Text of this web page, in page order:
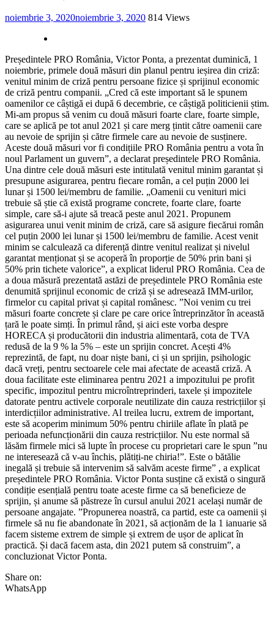
noiembrie 3, 2020noiembrie 3, 2020 814 Views
Președintele PRO România, Victor Ponta, a prezentat duminică, 1
noiembrie, primele două măsuri din planul pentru ieșirea din criză:
venitul minim de criză pentru persoane fizice și sprijinul economic
de criză pentru companii. „Cred că este important să le spunem
oamenilor ce câștigă ei după 6 decembrie, ce câștigă politicienii știm.
Mi-am propus să venim cu două măsuri foarte clare, foarte simple,
care se aplică pe tot anul 2021 și care merg țintit către oamenii care
au nevoie de sprijin și către firmele care au nevoie de susținere.
Aceste două măsuri vor fi condițiile PRO România pentru a vota în
noul Parlament un guvern”, a declarat președintele PRO România.
Una dintre cele două măsuri este intitulată venitul minim garantat și
presupune asigurarea, pentru fiecare român, a cel puțin 2000 lei
lunar și 1500 lei/membru de familie. „Oamenii cu venituri mici
trebuie să știe că există programe concrete, foarte clare, foarte
simple, care să-i ajute să treacă peste anul 2021. Propunem
asigurarea unui venit minim de criză, care să asigure fiecărui român
cel puțin 2000 lei lunar și 1500 lei/membru de familie. Acest venit
minim se calculează ca diferență dintre venitul realizat și nivelul
garantat menționat și se acoperă în proporție de 50% prin bani și
50% prin tichete valorice”, a explicat liderul PRO România. Cea de
a doua măsură prezentată astăzi de președintele PRO România este
denumită sprijinul economic de criză și se adresează IMM-urilor,
firmelor cu capital privat și capital românesc. ”Noi venim cu trei
măsuri foarte concrete și clare pe care orice întreprinzător în această
țară le poate simți. În primul rând, și aici este vorba despre
HORECA și producătorii din industria alimentară, cota de TVA
redusă de la 9 % la 5% – este un sprijin concret. Acești 4%
reprezintă, de fapt, nu doar niște bani, ci și un sprijin, psihologic
dacă vreți, pentru sectoarele cele mai afectate de această criză. A
doua facilitate este eliminarea pentru 2021 a impozitului pe profit
specific, impozitul pentru microîntreprinderi, taxele și impozitele
datorate pentru activele corporale neutilizate din cauza restricțiilor și
interdicțiilor administrative. Al treilea lucru, extrem de important,
este să acoperim minimum 50% pentru chiriile aflate în plată pe
perioada nefuncționării din cauza restricțiilor. Nu este normal să
lăsăm firmele mici să lupte în procese cu proprietari care le spun ”nu
ne interesează că v-au închis, plătiți-ne chiria!”. Este o bătălie
inegală și trebuie să intervenim să salvăm aceste firme” , a explicat
președintele PRO România. Victor Ponta susține că există o singură
condiție esențială pentru toate aceste firme ca să beneficieze de
sprijin, și anume să păstreze în cursul anului 2021 același număr de
persoane angajate. ”Propunerea noastră, ca partid, este ca oamenii și
firmele să nu fie abandonate în 2021, să acționăm de la 1 ianuarie să
facem sisteme extrem de simple și extrem de ușor de aplicat în
practică. Și dacă facem asta, din 2021 putem să construim”, a
concluzionat Victor Ponta.
Share on:
WhatsApp